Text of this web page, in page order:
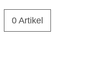
0 Artikel